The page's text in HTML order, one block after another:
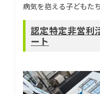
病気を抱える子どもた
認定特定非営
ート